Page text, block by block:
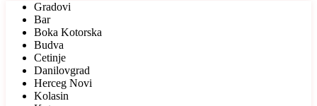
Gradovi
Bar
Boka Kotorska
Budva
Cetinje
Danilovgrad
Herceg Novi
Kolasin